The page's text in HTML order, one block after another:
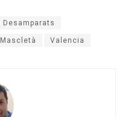
Mascletà Valencia